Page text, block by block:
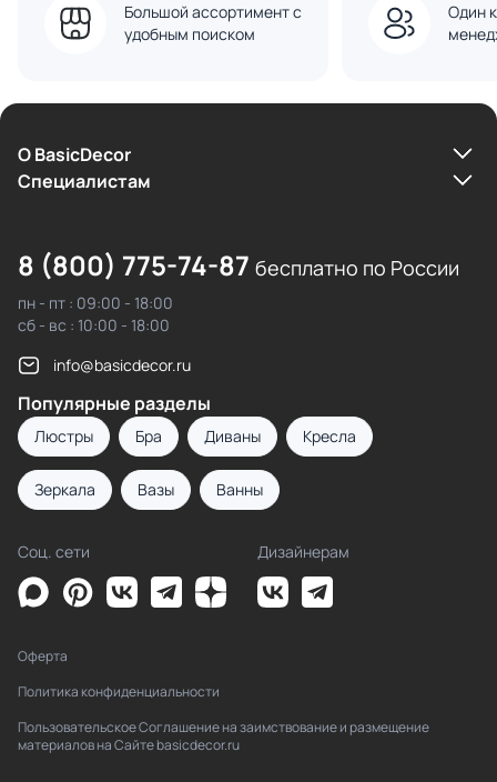
Большой ассортимент с
удобным поиском
Один
О BasicDecor
Cпециалистам
8 (800) 775-74-87 бесплатно по России
пн - пт : 09:00 - 18:00
сб - вс : 10:00 - 18:00
info@basicdecor.ru
Популярные разделы
Люстры Бра Диваны Кресла
Зеркала Вазы Ванны
Соц. сети Дизайнерам
Оферта
Политика конфиденциальности
Пользовательское Соглашение на заимствование и размещение
материалов на Сайте basicdecor.ru